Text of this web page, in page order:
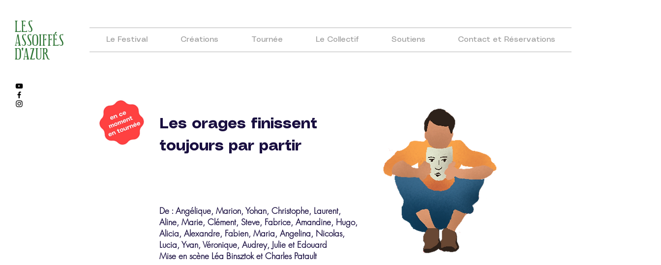
LES
ASSOIFFÉS
D'AZUR
Le Festival Créations Tournée Le Collectif Soutiens Contact et Réservations
Les orages finissent
toujours par partir
De : Angélique, Marion, Yohan, Christophe, Laurent,
Aline, Marie, Clément, Steve, Fabrice, Amandine, Hugo,
Alicia, Alexandre, Fabien, Maria, Angelina, Nicolas,
Lucia, Yvan, Véronique, Audrey, Julie et Edouard
Mise en scène Léa Binsztok et Charles Patault